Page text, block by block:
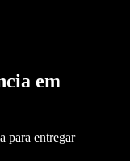
em
para entregar